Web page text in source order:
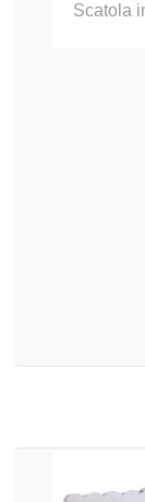
Scatola